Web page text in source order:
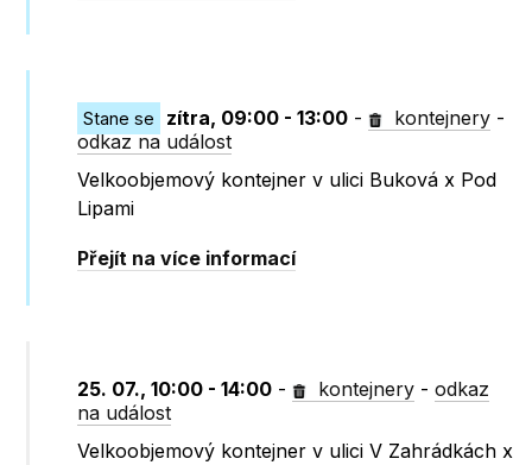
Stane se zítra, 09:00 - 13:00 - kontejnery -
odkaz na událost
Velkoobjemový kontejner v ulici Buková x Pod
Lipami
Přejít na více informací
25. 07., 10:00 - 14:00 - kontejnery -odkaz
na událost
Velkoobjemový kontejner v ulici V Zahrádkách x